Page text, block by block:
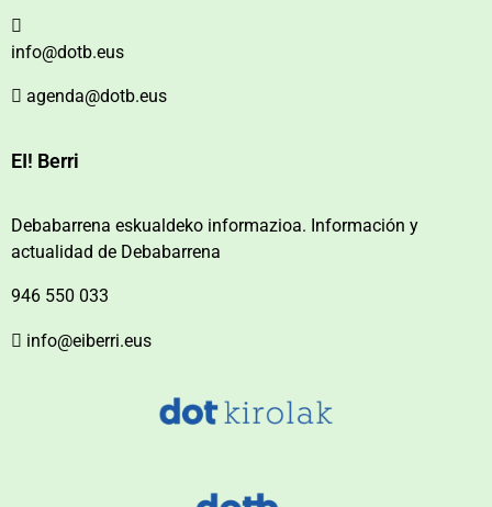
info@dotb.eus
agenda@dotb.eus
EI! Berri
Debabarrena eskualdeko informazioa. Información y
actualidad de Debabarrena
946 550 033
info@eiberri.eus